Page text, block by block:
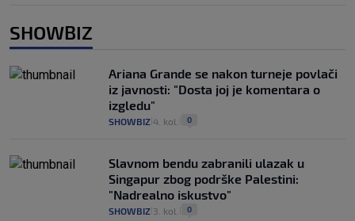
SHOWBIZ
Ariana Grande se nakon turneje povlači
iz javnosti: "Dosta joj je komentara o
izgledu"
SHOWBIZ 4. kol. 0
Slavnom bendu zabranili ulazak u
Singapur zbog podrške Palestini:
"Nadrealno iskustvo"
SHOWBIZ 3. kol. 0